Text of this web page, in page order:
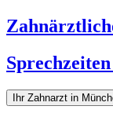
Ihr Zahnarzt in